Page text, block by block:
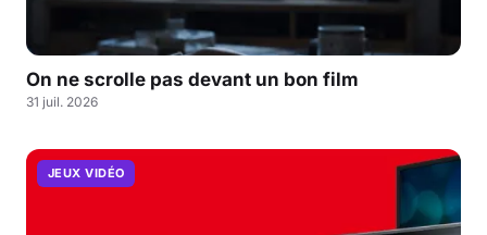
On ne scrolle pas devant un bon film
31 juil. 2026
JEUX VIDÉO